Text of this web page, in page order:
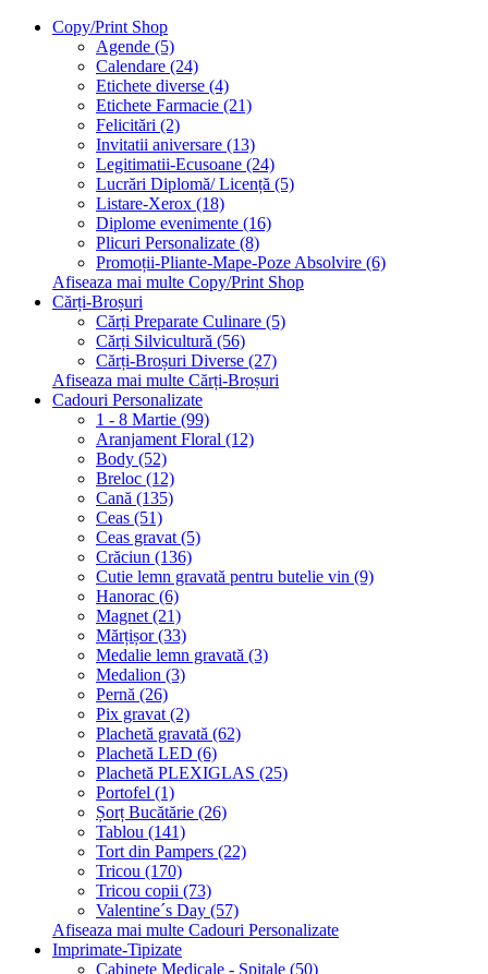
Copy/Print Shop
Agende (5)
Calendare (24)
Etichete diverse (4)
Etichete Farmacie (21)
Felicitări (2)
Invitatii aniversare (13)
Legitimatii-Ecusoane (24)
Lucrări Diplomă/ Licență (5)
Listare-Xerox (18)
Diplome evenimente (16)
Plicuri Personalizate (8)
Promoții-Pliante-Mape-Poze Absolvire (6)
Afiseaza mai multe Copy/Print Shop
Cărți-Broșuri
Cărți Preparate Culinare (5)
Cărți Silvicultură (56)
Cărți-Broșuri Diverse (27)
Afiseaza mai multe Cărți-Broșuri
Cadouri Personalizate
1 - 8 Martie (99)
Aranjament Floral (12)
Body (52)
Breloc (12)
Cană (135)
Ceas (51)
Ceas gravat (5)
Crăciun (136)
Cutie lemn gravată pentru butelie vin (9)
Hanorac (6)
Magnet (21)
Mărțișor (33)
Medalie lemn gravată (3)
Medalion (3)
Pernă (26)
Pix gravat (2)
Plachetă gravată (62)
Plachetă LED (6)
Plachetă PLEXIGLAS (25)
Portofel (1)
Șorț Bucătărie (26)
Tablou (141)
Tort din Pampers (22)
Tricou (170)
Tricou copii (73)
Valentine´s Day (57)
Afiseaza mai multe Cadouri Personalizate
Imprimate-Tipizate
Cabinete Medicale - Spitale (50)